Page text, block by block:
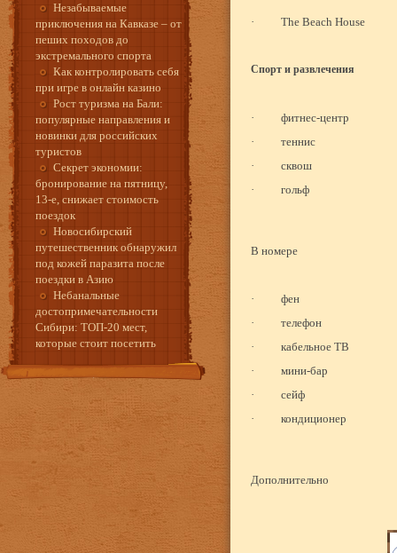
Незабываемые
приключения на Кавказе – от
пеших походов до
экстремального спорта
Как контролировать себя
при игре в онлайн казино
Рост туризма на Бали:
популярные направления и
новинки для российских
туристов
Секрет экономии:
бронирование на пятницу,
13-е, снижает стоимость
поездок
Новосибирский
путешественник обнаружил
под кожей паразита после
поездки в Азию
Небанальные
достопримечательности
Сибири: ТОП-20 мест,
которые стоит посетить
· The Beach House
Спорт и развлечения
·
фитнес-центр
·
теннис
·
сквош
·
гольф
В номере
·
фен
·
телефон
·
кабельное ТВ
·
мини-бар
·
сейф
·
кондиционер
Дополнительно